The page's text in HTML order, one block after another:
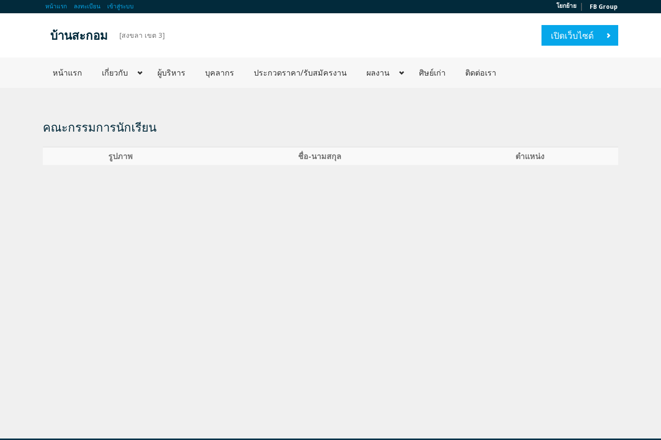
หน้าแรก ลงทะเบียน เข้าสู่ระบบ โยกย้าย | FB Group
บ้านสะกอม [สงขลา เขต 3] เปิดเว็บไซต์
หน้าแรก เกี่ยวกับ ผู้บริหาร บุคลากร ประกวดราคา/รับสมัครงาน ผลงาน ศิษย์เก่า ติดต่อเรา
คณะกรรมการนักเรียน
รูปภาพ ชื่อ-นามสกุล ตำแหน่ง